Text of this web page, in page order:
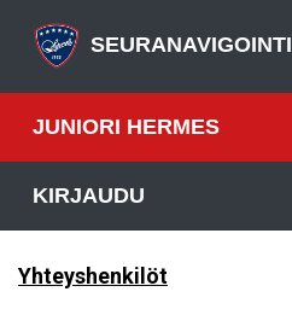
SEURANAVIGOINTI
JUNIORI HERMES
KIRJAUDU
Yhteyshenkilöt